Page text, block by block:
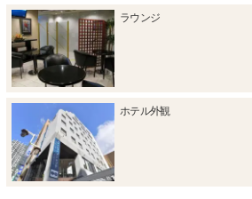
ラウンジ
ホテル外観